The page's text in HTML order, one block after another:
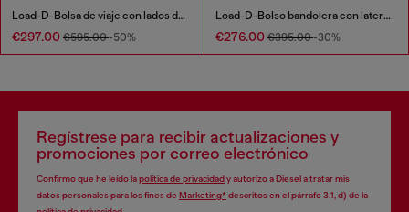
Load-D-Bolsa de viaje con lados de logo de carcasa rígida
€297.00 €595.00-50%
Load-D-Bolso bandolera con laterales Oval D transparentes
€276.00 €395.00-30%
Regístrese para recibir actualizaciones y
promociones por correo electrónico
Confirmo que he leído lapolítica de privacidady autorizo a Diesel a tratar mis
datos personales para los fines de Marketing*descritos en el párrafo 3.1, d) de la